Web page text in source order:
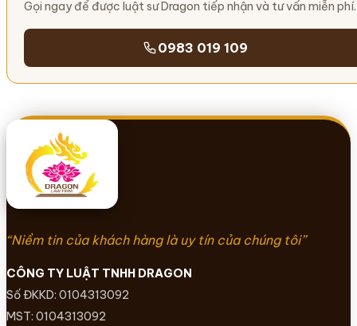
Gọi ngay để được luật sư Dragon tiếp nhận và tư vấn miễn phí.
0983 019 109
“Niềm tin của khách hàng là uy tín của chúng tôi”
CÔNG TY LUẬT TNHH DRAGON
Số ĐKKD: 0104313092
MST: 0104313092